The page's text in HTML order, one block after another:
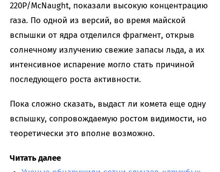
220P/McNaught, показали высокую концентрацию
газа. По одной из версий, во время майской
вспышки от ядра отделился фрагмент, открыв
солнечному излучению свежие запасы льда, а их
интенсивное испарение могло стать причиной
последующего роста активности.
Пока сложно сказать, выдаст ли комета еще одну
вспышку, сопровождаемую ростом видимости, но
теоретически это вполне возможно.
Читать далее